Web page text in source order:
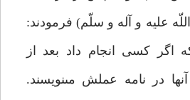
عليه و آله و سلّم) فرمودند:
كسى انجام داد بعد از
در نامه عملش مى‏نويسند.